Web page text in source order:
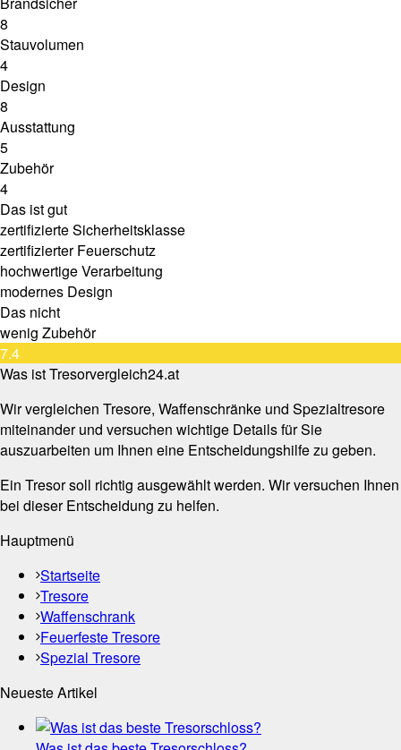
8
Stauvolumen
4
Design
8
Ausstattung
5
Zubehör
4
Das ist gut
zertifizierte Sicherheitsklasse
zertifizierter Feuerschutz
hochwertige Verarbeitung
modernes Design
Das nicht
wenig Zubehör
7.4
Was ist Tresorvergleich24.at
Wir vergleichen Tresore, Waffenschränke und Spezialtresore
miteinander und versuchen wichtige Details für Sie
auszuarbeiten um Ihnen eine Entscheidungshilfe zu geben.
Ein Tresor soll richtig ausgewählt werden. Wir versuchen Ihnen
bei dieser Entscheidung zu helfen.
Hauptmenü
Startseite
Tresore
Waffenschrank
Feuerfeste Tresore
Spezial Tresore
Neueste Artikel